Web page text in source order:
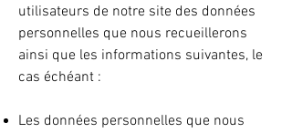
utilisateurs de notre site des données
personnelles que nous recueillerons
ainsi que les informations suivantes, le
cas échéant :
Les données personnelles que nous